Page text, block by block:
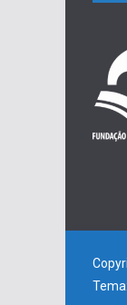
Tema: